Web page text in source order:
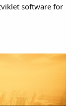
software for